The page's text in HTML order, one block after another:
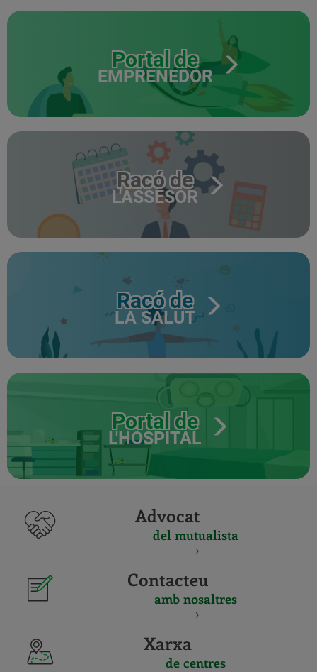
Portal de
EMPRENEDOR
Racó de
L'ASSESOR
Racó de
LA SALUT
Portal de
L'HOSPITAL
Advocat
del mutualista
Contacteu
amb nosaltres
Xarxa
de centres